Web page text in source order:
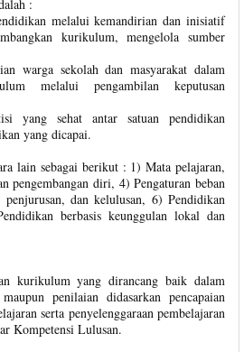
:
melalui kemandirian dan inisiatif
kurikulum, mengelola sumber
warga sekolah dan masyarakat dalam
melalui pengambilan keputusan
yang sehat antar satuan pendidikan
yang dicapai.
lain sebagai berikut : 1) Mata pelajaran,
pengembangan diri, 4) Pengaturan beban
dan kelulusan, 6) Pendidikan
berbasis keunggulan lokal dan
kurikulum yang dirancang baik dalam
penilaian didasarkan pencapaian
serta penyelenggaraan pembelajaran
Kompetensi Lulusan.